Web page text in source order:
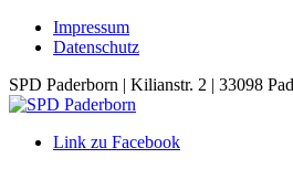
Impressum
Datenschutz
SPD Paderborn | Kilianstr. 2 | 33098
Link zu Facebook